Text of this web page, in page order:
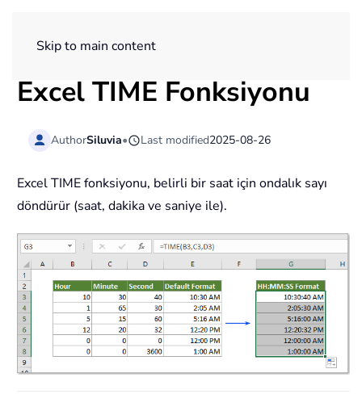
Skip to main content
Excel TIME Fonksiyonu
AuthorSiluvia• Last modified2025-08-26
Excel TIME fonksiyonu, belirli bir saat için ondalık sayı
döndürür (saat, dakika ve saniye ile).